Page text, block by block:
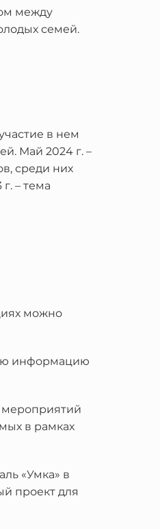
между
семей.
в нем
Май 2024 г. –
среди них
– тема
можно
информацию
мероприятий
в рамках
«Умка» в
проект для